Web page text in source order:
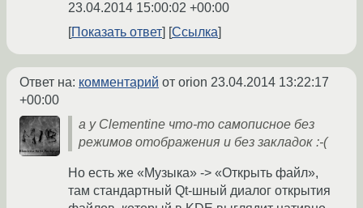
23.04.2014 15:00:02 +00:00
Показать ответ
Ссылка
Ответ на: комментарий от orion 23.04.2014 13:22:17
+00:00
а у Clementine что-то самописное без
режимов отображения и без закладок :-(
Но есть же «Музыка» -> «Открыть файл»,
там стандартный Qt-шный диалог открытия